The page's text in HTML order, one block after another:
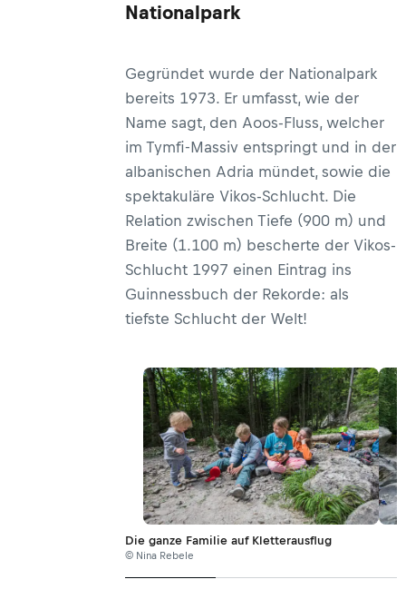
Nationalpark
Gegründet wurde der Nationalpark
bereits 1973. Er umfasst, wie der
Name sagt, den Aoos-Fluss, welcher
im Tymfi-Massiv entspringt und in der
albanischen Adria mündet, sowie die
spektakuläre Vikos-Schlucht. Die
Relation zwischen Tiefe (900 m) und
Breite (1.100 m) bescherte der Vikos-
Schlucht 1997 einen Eintrag ins
Guinnessbuch der Rekorde: als
tiefste Schlucht der Welt!
Die ganze Familie auf Kletterausflug
© Nina Rebele